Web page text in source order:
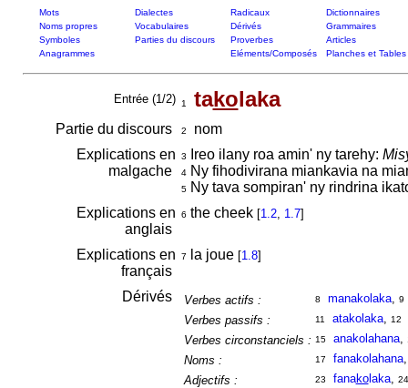
Mots Dialectes Radicaux
Dictionnaires
Noms propres
Vocabulaires Dérivés
Grammaires
Symboles
Parties du discours Proverbes
Articles
Anagrammes
Eléments/Composés Planches et Tables
Entrée (1/2) 1 takolaka
Partie du discours 2
nom
Explications en
malgache
3 Ireo ilany roa amin' ny tarehy:
4Ny fihodivirana miankavia na
5Ny tava sompiran' ny rindrina
Explications en
anglais
6 the cheek [1.2, 1.7]
Explications en
français
7 la joue [1.8]
Dérivés Verbes actifs : 8 manakolaka, 9
Verbes passifs : 11 atakolaka, 12
Verbes circonstanciels : 15 anakolahana,
Noms : 17 fanakolahana
Adjectifs :
23 fanakolaka, 24